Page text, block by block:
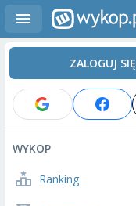
ZALOGUJ SIĘ
WYKOP
Ranking